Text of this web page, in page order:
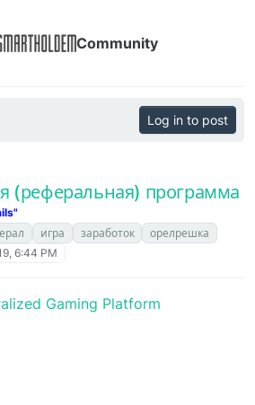
Community
Log in to post
(реферальная) программа
игра заработок
орелрешка
6:44 PM
Gaming Platform